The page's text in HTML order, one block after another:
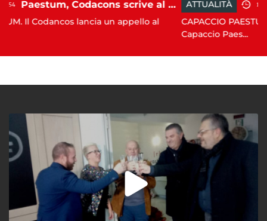
Paestum, Codacons scrive al ministro Giuli: "Rilanciare scavi dell'Anfiteatro nell'area archeologica"
lancia un appello al
ATTUALITÀ 15:05
CAPACCIO PAESTUM. Incisiva
Capaccio Paes...